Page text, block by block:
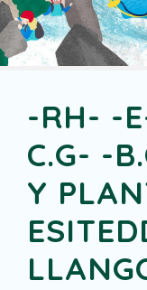
-RH- -
C.G- -
Y